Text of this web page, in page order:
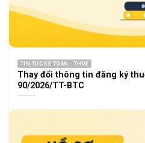
TIN TỨC KẾ TOÁN - THUẾ
Thay đổi thông tin đăng ký
90/2026/TT-BTC